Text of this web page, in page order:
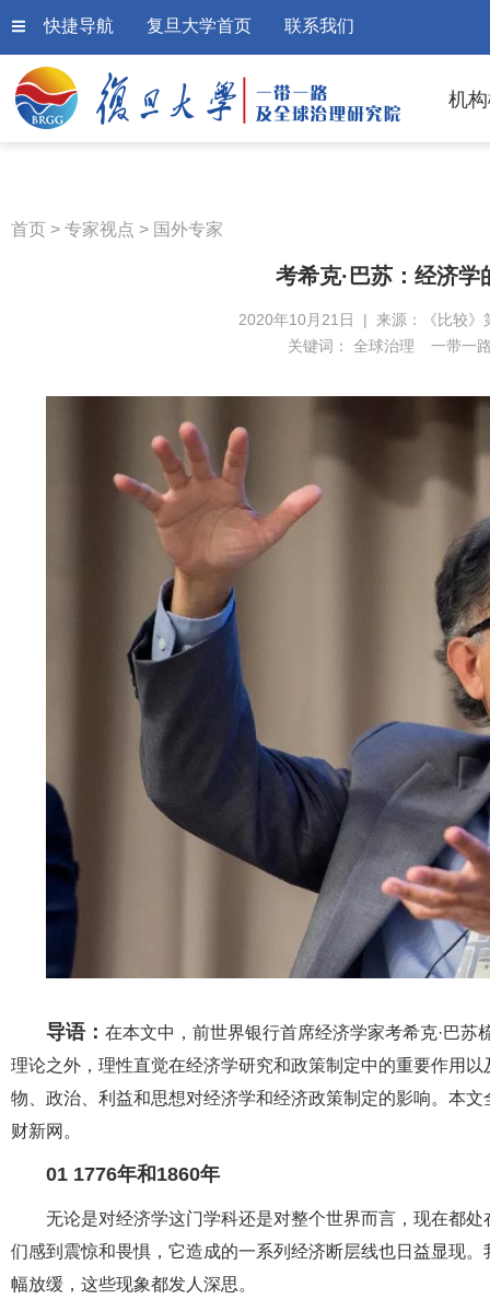
快捷导航 复旦大学首页 联系我们
机
首页 > 专家视点 > 国外专家
考希克·巴苏：经济
2020年10月21日 | 来源：《比较
关键词： 全球治理 一带一
导语： 在本文中，前世界银行首席经济学家考希克·巴
理论之外，理性直觉在经济学研究和政策制定中的重要作用
物、政治、利益和思想对经济学和经济政策制定的影响。本
财新网。
01 1776年和1860年
无论是对经济学这门学科还是对整个世界而言，现在都
们感到震惊和畏惧，它造成的一系列经济断层线也日益显现
幅放缓，这些现象都发人深思。